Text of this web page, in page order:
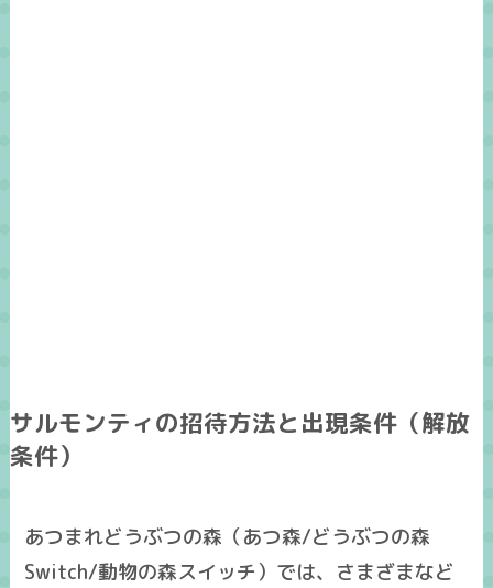
サルモンティの招待方法と出現条件（解放
条件）
あつまれどうぶつの森（あつ森/どうぶつの森
Switch/動物の森スイッチ）では、さまざまなど